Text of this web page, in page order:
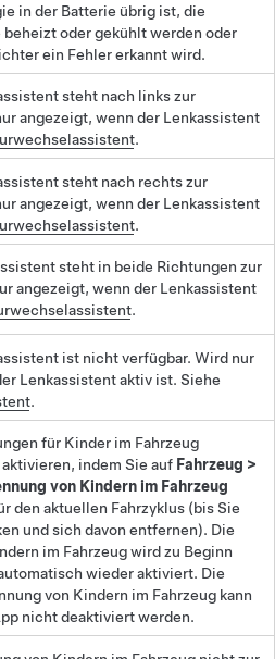
in der Batterie übrig ist, die
beheizt oder gekühlt werden oder
ein Fehler erkannt wird.
steht nach links zur
angezeigt, wenn der Lenkassistent
.
steht nach rechts zur
angezeigt, wenn der Lenkassistent
.
steht in beide Richtungen zur
angezeigt, wenn der Lenkassistent
.
ist nicht verfügbar. Wird nur
Lenkassistent aktiv ist. Siehe
.
für Kinder im Fahrzeug
indem Sie auf Fahrzeug >
von Kindern im Fahrzeug
den aktuellen Fahrzyklus (bis Sie
und sich davon entfernen). Die
im Fahrzeug wird zu Beginn
wieder aktiviert. Die
von Kindern im Fahrzeug kann
nicht deaktiviert werden.